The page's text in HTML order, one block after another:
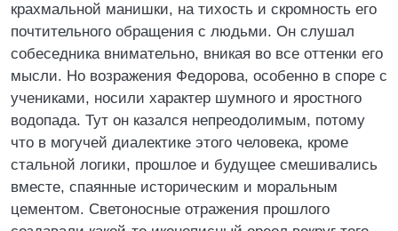
крахмальной манишки, на тихость и скромность его
почтительного обращения с людьми. Он слушал
собеседника внимательно, вникая во все оттенки его
мысли. Но возражения Федорова, особенно в споре с
учениками, носили характер шумного и яростного
водопада. Тут он казался непреодолимым, потому
что в могучей диалектике этого человека, кроме
стальной логики, прошлое и будущее смешивались
вместе, спаянные историческим и моральным
цементом. Светоносные отражения прошлого